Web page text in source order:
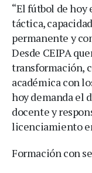
“El fútbol de
táctica,
permanente y
Desde CEIPA
transformación,
académica con
hoy demanda el
docente y
licenciamiento
Formación con